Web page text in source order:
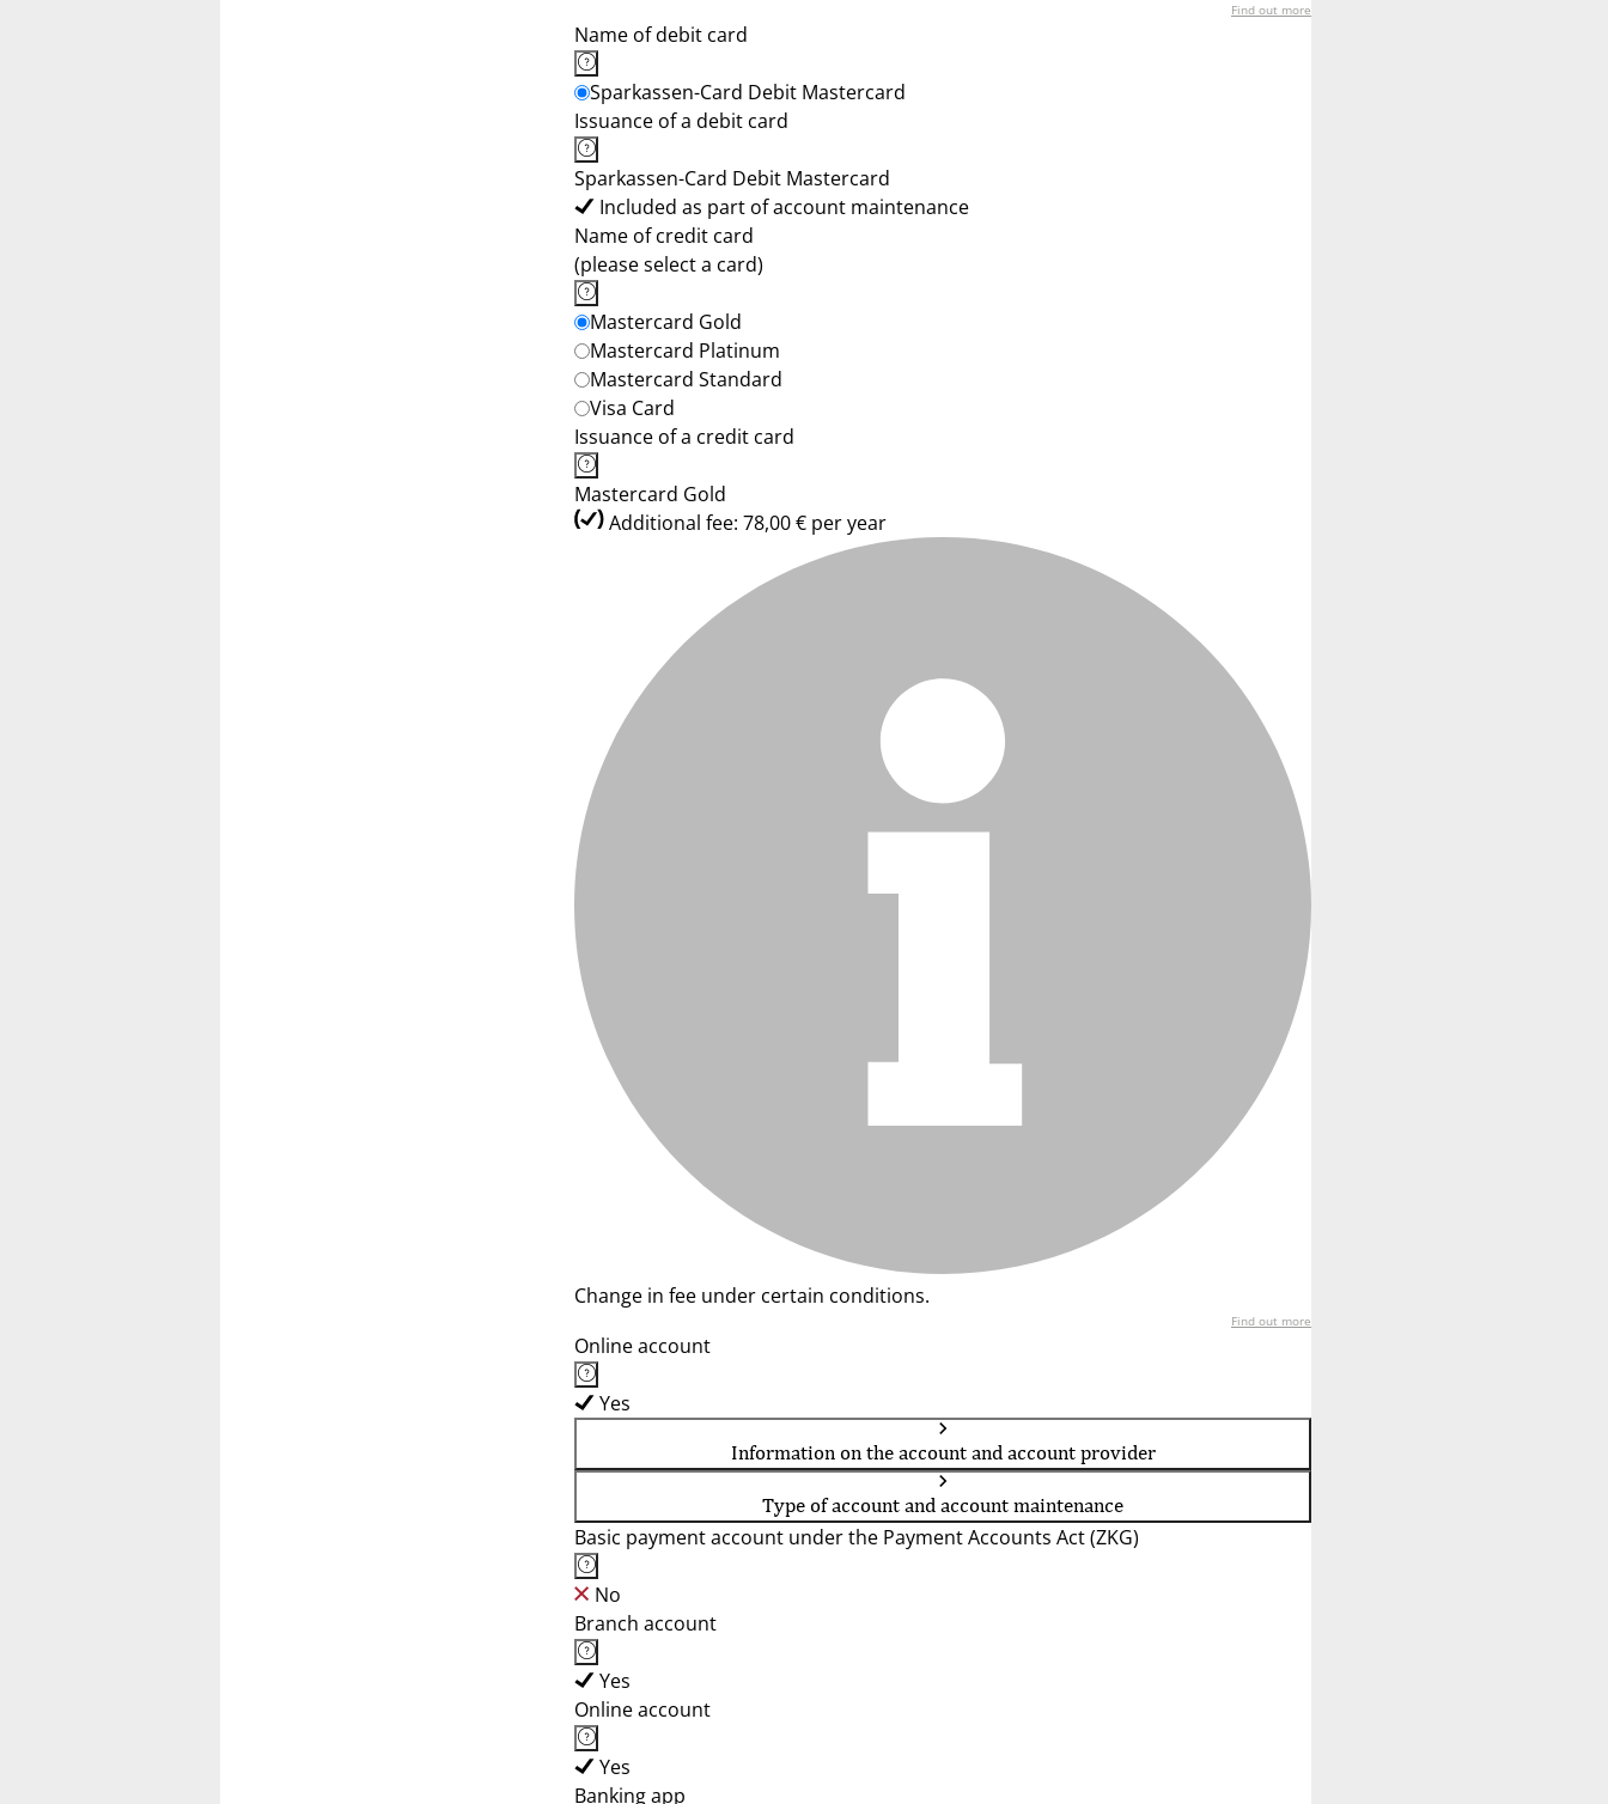
Find out more
Name of debit card
Sparkassen-Card Debit Mastercard
Issuance of a debit card
Sparkassen-Card Debit Mastercard
Included as part of account maintenance
Name of credit card
(please select a card)
Mastercard Gold
Mastercard Platinum
Mastercard Standard
Visa Card
Issuance of a credit card
Mastercard Gold
Additional fee: 78,00 € per year
Change in fee under certain conditions.
Find out more
Online account
Yes
Information on the account and account provider
Type of account and account maintenance
Basic payment account under the Payment Accounts Act (ZKG)
No
Branch account
Yes
Online account
Yes
Banking app